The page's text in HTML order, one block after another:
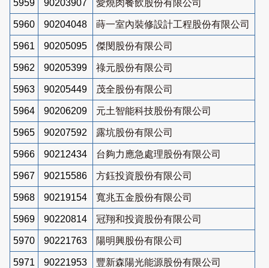
5959 90203907 愛燒肉餐飲股份有限公司
5960 90204048 蒔一室內裝修設計工程股份有限公司
5961 90205095 傑閔股份有限公司
5962 90205399 祿元股份有限公司
5963 90205449 茂全股份有限公司
5964 90206209 元土智能科技股份有限公司
5965 90207592 露坑股份有限公司
5966 90212434 台夠力應急處理股份有限公司
5967 90215586 方鈺投資股份有限公司
5968 90219154 寬兆五金股份有限公司
5969 90220814 冠翔和投資股份有限公司
5970 90221763 陽明興股份有限公司
5971 90221953 豐新森陽光能源股份有限公司